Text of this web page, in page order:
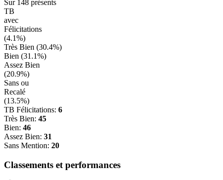
Sur 148 présents
TB
avec
Félicitations
(4.1%)
Très Bien (30.4%)
Bien (31.1%)
Assez Bien
(20.9%)
Sans ou
Recalé
(13.5%)
TB Félicitations: 6
Très Bien: 45
Bien: 46
Assez Bien: 31
Sans Mention: 20
Classements et performances